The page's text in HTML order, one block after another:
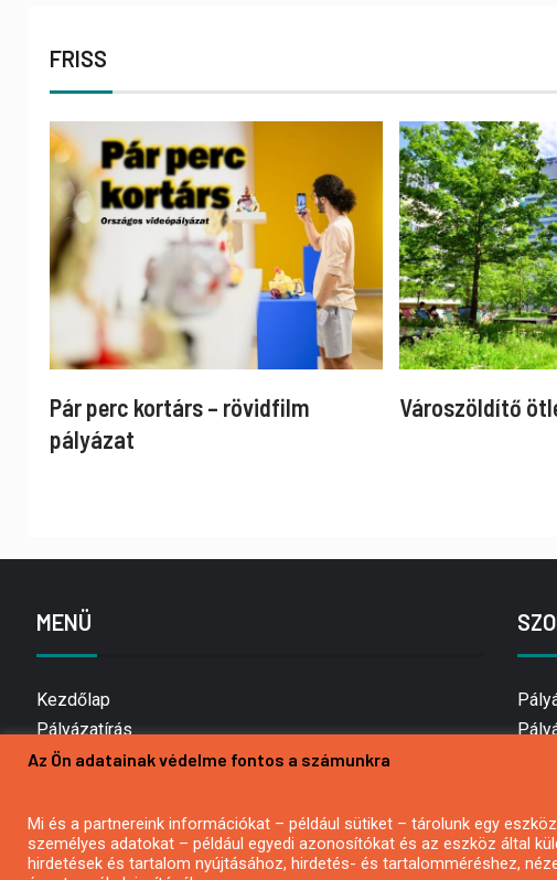
FRISS
Pár perc kortárs – rövidfilm
pályázat
Városzöldítő
MENÜ
Kezdőlap
Pályázatírás
Bemutatkozás
Hírlevél feliratkozás
Impresszum
Az Ön adatainak védelme fontos a számunkra
Mi és a partnereink információkat – például sütiket – tárolunk egy
személyes adatokat – például egyedi azonosítókat és az eszköz által
hirdetések és tartalom nyújtásához, hirdetés- és tartalomméréshez,